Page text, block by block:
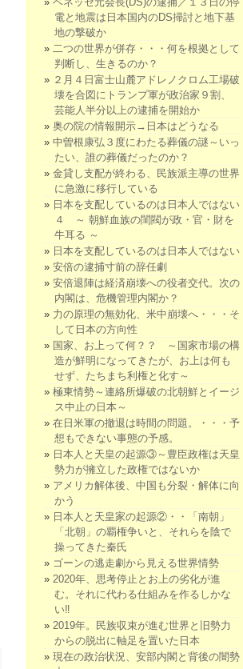
電と地震は日本国内のDS掃討と地下基
地の撃破か
二つの世界が併存・・・何を根拠として
判断し、生きるのか？
２月４日富士山麓アドレノクロム工場破
壊を合図にトランプ軍が政治家９割、
芸能人半分以上の逮捕を開始か
奥の院の情報開示→日本はどうなる
中曽根康弘３度にわたる葬儀の謎～いっ
たい、誰の葬儀だったのか？
金貸し支配が終わる、民族派主導の世界
に急激に移行している
日本を支配しているのは日本人ではない
４ ～ 朝鮮血族の閨閥が政・官・財を
牛耳る ～
日本を支配しているのは日本人ではない
安倍の逮捕寸前の辞任劇
安倍退陣は経済崩壊への役者交代。次の
内閣は、危機管理内閣か？
力の原理の無効化、米中崩壊へ・・・そ
して日本の方向性
国家、お上って何？？ ～国家市場の構
造が鮮明になってきたが、お上は何も
せず、たちまち利権と化す～
極東情勢～連絡所爆破の北朝鮮とイージ
ス中止の日本～
在日米軍の撤退は時間の問題。・・・予
想もできない事態の予感。
日本人と天皇の起源③～豊臣政権は天皇
勢力が擁立した政権ではないか
アメリカ解体後、中国も分裂・解体に向
かう
日本人と天皇家の起源②・・「南朝」
「北朝」の覇権争いと、それらを陰で
操ってきた秦氏
ゴーンの逃走劇から見える世界情勢
2020年、思考停止とお上の劣化が進
む。それに代わる仕組みを作るしかな
い‼
2019年。民族収束が進む世界と旧勢力
からの脱出に軸足を置いた日本
現在の政治状況、安部内閣と背後の闇勢